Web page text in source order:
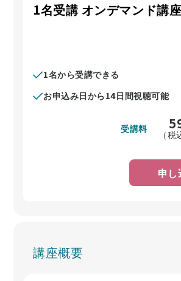
1名受講 オンデマンド講座
1名から受講できる
お申込み日から14日間視聴可能
受講料 （
申
講座概要